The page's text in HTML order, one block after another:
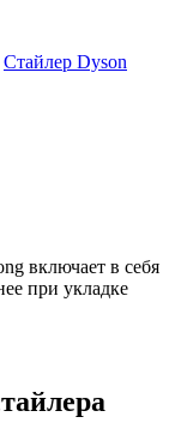
Стайлер Dyson
включает в себя
при укладке